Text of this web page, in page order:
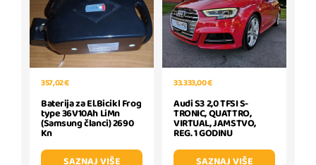
357,02 €
Baterija za El.Bicikl Frog
type 36V10Ah LiMn
(Samsung članci) 2690
Kn
SAZNAJ VIŠE
33.333,00 €
Audi S3 2,0 TFSI S-
TRONIC, QUATTRO,
VIRTUAL, JAMSTVO,
REG. 1 GODINU
SAZNAJ VIŠE